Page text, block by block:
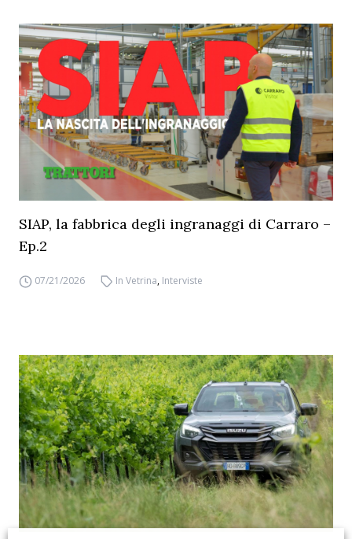
SIAP, la fabbrica degli ingranaggi di Carraro –
Ep.2
07/21/2026 In Vetrina, Interviste